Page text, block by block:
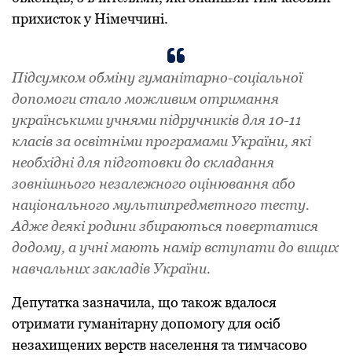
прихисток у Німеччині.
Підсумком обміну гуманітарно-соціальної
допомоги стало можливим отримання
українськими учнями підручників для 10-11
класів за освітніми програмами України, які
необхідні для підготовки до складання
зовнішнього незалежного оцінювання aбo
національного мультипредметного тесту.
Адже деякі родини збираються повертатися
додому, а учні мають намір вступати до вищих
навчальних закладів України.
Депутатка зазначила, що також вдалося
отримати гуманітарну допомогу для осіб
незахищених верств населення та тимчасово